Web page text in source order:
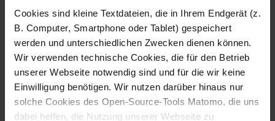
Cookies sind kleine Textdateien, die in Ihrem Endgerät (z.
B. Computer, Smartphone oder Tablet) gespeichert
werden und unterschiedlichen Zwecken dienen können.
Wir verwenden technische Cookies, die für den Betrieb
unserer Webseite notwendig sind und für die wir keine
Einwilligung benötigen. Wir nutzen darüber hinaus nur
solche Cookies des Open-Source-Tools Matomo, die uns
dabei helfen, die Nutzung unserer Webseite zu
Fotografo: Lorenz
Sternbach
Download
Fotografo: Lorenz
Sternbach
Download